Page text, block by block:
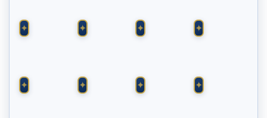
♦
9
♦
DAME
♣
DAME
♦
VALET
♠
ROI
♦
ROI
♣
9
♠
AS